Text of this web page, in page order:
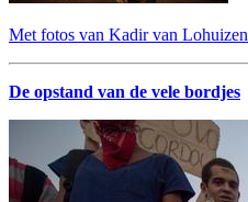
Met fotos van Kadir van Lohuizen
De opstand van de vele bordjes